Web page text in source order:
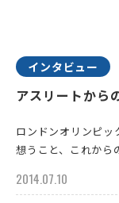
インタビュー
アスリートか
ロンドンオリンピッ
想うこと、これから
2014.07.10